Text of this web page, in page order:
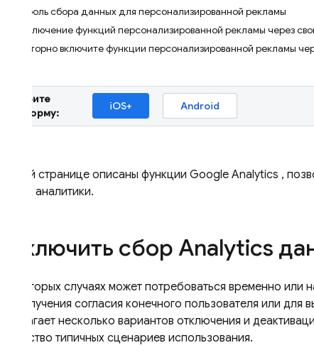
Контроль сбора данных для персонализированной рекламы
Отключение функций персонализированной рекламы через
Повторно включите функции персонализированной рекламы
Выберите
платформу:
iOS+ Android
На этой странице описаны функции Google Analytics ,
данных аналитики.
Отключить сбор Analytics
В некоторых случаях может потребоваться временно или
для получения согласия конечного пользователя или
предлагает несколько вариантов отключения и
множество типичных сценариев использования.